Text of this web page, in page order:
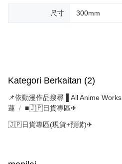
尺寸 300mm
Kategori Berkaitan (2)
📌依動漫作品搜尋▐ All Anime Works
蓮
■🇯🇵日貨專區✈
🇯🇵日貨專區(現貨+預購)✈